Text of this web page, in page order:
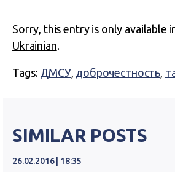
Sorry, this entry is only available
Ukrainian.
Tags: ДМСУ, доброчестность,
SIMILAR POSTS
26.02.2016 | 18:35